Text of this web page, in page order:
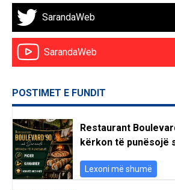
SarandaWeb
SarandaWeb
POSTIMET E FUNDIT
Restaurant
kërkon të punësojë
Lexoni më shumë